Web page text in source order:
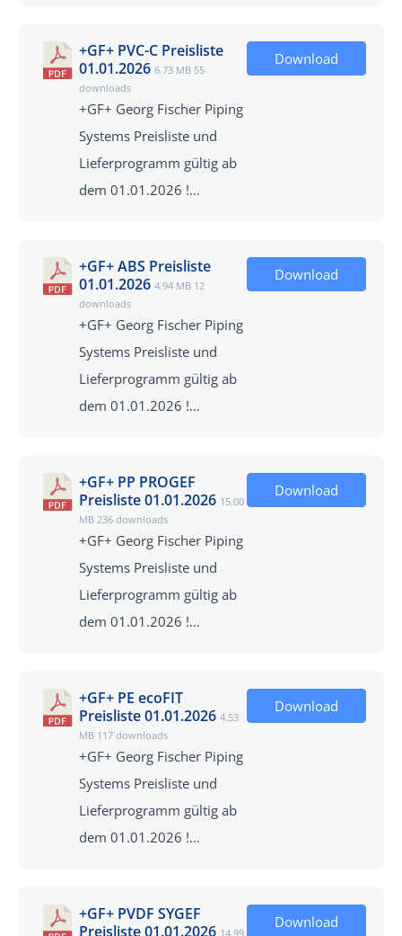
+GF+ PVC-C Preisliste
01.01.2026 6.73 MB 55
downloads
+GF+ Georg Fischer Piping
Systems Preisliste und
Lieferprogramm gültig ab
dem 01.01.2026 !…
Download
+GF+ ABS Preisliste
01.01.2026 4.94 MB 12
downloads
+GF+ Georg Fischer Piping
Systems Preisliste und
Lieferprogramm gültig ab
dem 01.01.2026 !…
Download
+GF+ PP PROGEF
Preisliste 01.01.2026 15.00
MB 236 downloads
+GF+ Georg Fischer Piping
Systems Preisliste und
Lieferprogramm gültig ab
dem 01.01.2026 !…
Download
+GF+ PE ecoFIT
Preisliste 01.01.2026 4.53
MB 117 downloads
+GF+ Georg Fischer Piping
Systems Preisliste und
Lieferprogramm gültig ab
dem 01.01.2026 !…
Download
+GF+ PVDF SYGEF
Preisliste 01.01.2026 14.99
Download